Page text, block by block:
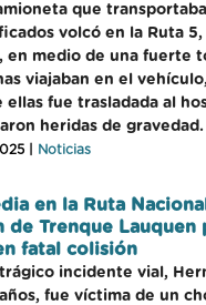
que
volcó en la Ruta
en medio de una fuerte
viajaban en el
ellas fue trasladada al
heridas de gravedad.
| Noticias
en la Ruta
de Trenque Lauquen
fatal colisión
incidente vial,
fue víctima de un